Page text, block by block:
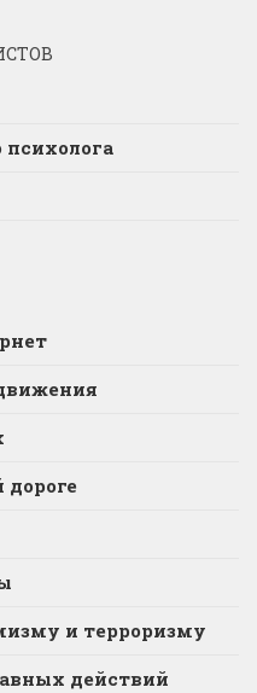
дороге
и терроризму
действий